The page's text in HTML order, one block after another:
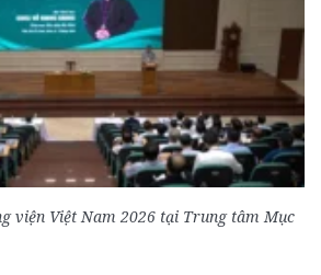
viện Việt Nam 2026 tại Trung tâm Mục